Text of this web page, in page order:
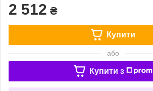
2 512 ₴
Купити
або
Купити з